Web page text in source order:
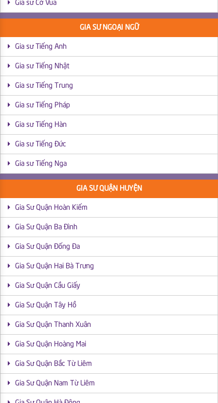
Gia sư Cờ Vua
GIA SƯ NGOẠI NGỮ
Gia sư Tiếng Anh
Gia sư Tiếng Nhật
Gia sư Tiếng Trung
Gia sư Tiếng Pháp
Gia sư Tiếng Hàn
Gia sư Tiếng Đức
Gia sư Tiếng Nga
GIA SƯ QUẬN HUYỆN
Gia Sư Quận Hoàn Kiếm
Gia Sư Quận Ba Đình
Gia Sư Quận Đống Đa
Gia Sư Quận Hai Bà Trưng
Gia Sư Quận Cầu Giấy
Gia Sư Quận Tây Hồ
Gia Sư Quận Thanh Xuân
Gia Sư Quận Hoàng Mai
Gia Sư Quận Bắc Từ Liêm
Gia Sư Quận Nam Từ Liêm